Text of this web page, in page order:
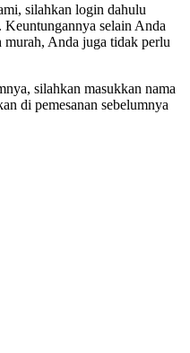
silahkan login dahulu
Keuntungannya selain Anda
Anda juga tidak perlu
silahkan masukkan nama
di pemesanan sebelumnya